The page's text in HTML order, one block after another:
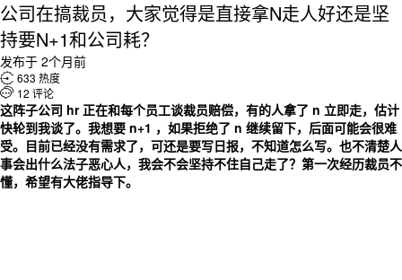
公司在搞裁员，大家觉得是直接拿N走人好还是坚
持要N+1和公司耗？
发布于 2个月前
 633 热度
 12 评论
这阵子公司 hr 正在和每个员工谈裁员赔偿，有的人拿了 n 立即走，估计
快轮到我谈了。我想要 n+1 ，如果拒绝了 n 继续留下，后面可能会很难
受。 目前已经没有需求了，可还是要写日报，不知道怎么写。 也不清楚人
事会出什么法子恶心人，我会不会坚持不住自己走了？ 第一次经历裁员不
懂，希望有大佬指导下。